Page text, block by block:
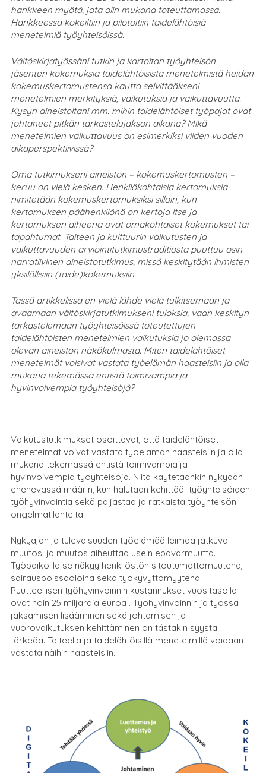
hankkeen myötä, jota olin mukana toteuttamassa.
Hankkeessa kokeiltiin ja pilotoitiin taidelähtöisiä
menetelmiä työyhteisöissä.
Väitöskirjatyössäni tutkin ja kartoitan työyhteisön
jäsenten kokemuksia taidelähtöisistä menetelmistä heidän
kokemuskertomustensa kautta selvittääkseni
menetelmien merkityksiä, vaikutuksia ja vaikuttavuutta.
Kysyn aineistoltani mm. mihin taidelähtöiset työpajat ovat
johtaneet pitkän tarkastelujakson aikana? Mikä
menetelmien vaikuttavuus on esimerkiksi viiden vuoden
aikaperspektiivissä?
Oma tutkimukseni aineiston – kokemuskertomusten –
keruu on vielä kesken. Henkilökohtaisia kertomuksia
nimitetään kokemuskertomuksiksi silloin, kun
kertomuksen päähenkilönä on kertoja itse ja
kertomuksen aiheena ovat omakohtaiset kokemukset tai
tapahtumat. Taiteen ja kulttuurin vaikutusten ja
vaikuttavuuden arviointitutkimustraditiosta puuttuu osin
narratiivinen aineistotutkimus, missä keskitytään ihmisten
yksilöllisiin (taide)kokemuksiin.
Tässä artikkelissa en vielä lähde vielä tulkitsemaan ja
avaamaan väitöskirjatutkimukseni tuloksia, vaan keskityn
tarkastelemaan työyhteisöissä toteutettujen
taidelähtöisten menetelmien vaikutuksia jo olemassa
olevan aineiston näkökulmasta. Miten taidelähtöiset
menetelmät voisivat vastata työelämän haasteisiin ja olla
mukana tekemässä entistä toimivampia ja
hyvinvoivempia työyhteisöjä?
Vaikutustutkimukset osoittavat, että taidelähtöiset
menetelmät voivat vastata työelämän haasteisiin ja olla
mukana tekemässä entistä toimivampia ja
hyvinvoivempia työyhteisöjä. Niitä käytetäänkin nykyään
enenevässä määrin, kun halutaan kehittää työyhteisöiden
työhyvinvointia sekä paljastaa ja ratkaista työyhteisön
ongelmatilanteita.
Nykyajan ja tulevaisuuden työelämää leimaa jatkuva
muutos, ja muutos aiheuttaa usein epävarmuutta.
Työpaikoilla se näkyy henkilöstön sitoutumattomuutena,
sairauspoissaoloina sekä työkyvyttömyytenä.
Puutteellisen työhyvinvoinnin kustannukset vuositasolla
ovat noin 25 miljardia euroa . Työhyvinvoinnin ja työssä
jaksamisen lisääminen sekä johtamisen ja
vuorovaikutuksen kehittäminen on tästäkin syystä
tärkeää. Taiteella ja taidelähtöisillä menetelmillä voidaan
vastata näihin haasteisiin.